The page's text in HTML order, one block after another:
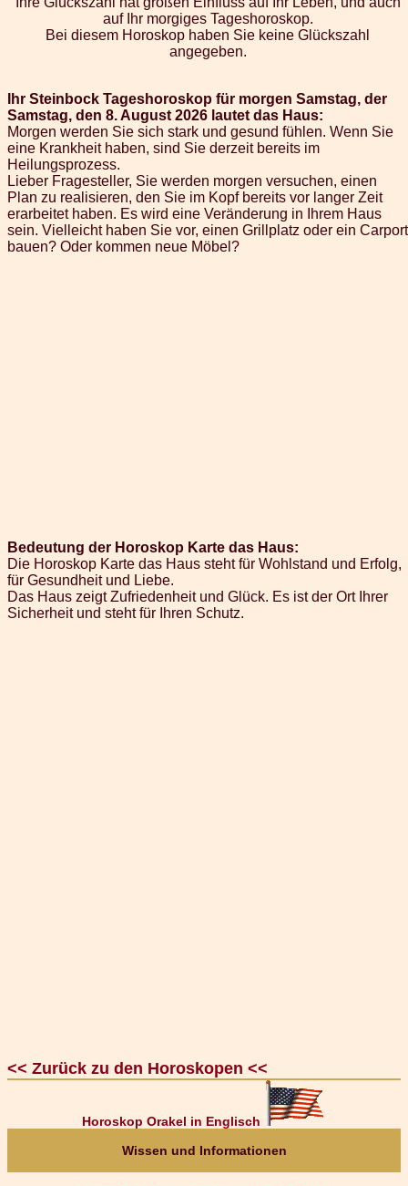
auf Ihr morgiges Tageshoroskop.
Bei diesem Horoskop haben Sie keine Glückszahl
angegeben.
Ihr Steinbock Tageshoroskop für morgen Samstag, der
Samstag, den 8. August 2026 lautet das Haus:
Morgen werden Sie sich stark und gesund fühlen. Wenn Sie
eine Krankheit haben, sind Sie derzeit bereits im
Heilungsprozess.
Lieber Fragesteller, Sie werden morgen versuchen, einen
Plan zu realisieren, den Sie im Kopf bereits vor langer Zeit
erarbeitet haben. Es wird eine Veränderung in Ihrem Haus
sein. Vielleicht haben Sie vor, einen Grillplatz oder ein Carport
bauen? Oder kommen neue Möbel?
Bedeutung der Horoskop Karte das Haus:
Die Horoskop Karte das Haus steht für Wohlstand und Erfolg,
für Gesundheit und Liebe.
Das Haus zeigt Zufriedenheit und Glück. Es ist der Ort Ihrer
Sicherheit und steht für Ihren Schutz.
<< Zurück zu den Horoskopen <<
Horoskop Orakel in Englisch
Wissen und Informationen